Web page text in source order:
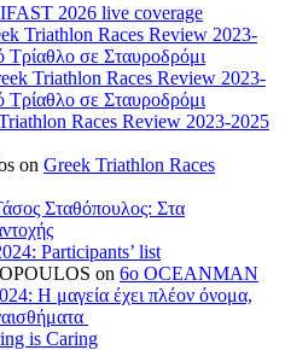
2026 live coverage
Triathlon Races Review 2023-
σε Σταυροδρόμι
Triathlon Races Review 2023-
σε Σταυροδρόμι
Races Review 2023-2025
on Greek Triathlon Races
Σταθόπουλος: Στα
Participants’ list
on 6ο OCEANMAN
Η μαγεία έχει πλέον όνομα,
is Caring